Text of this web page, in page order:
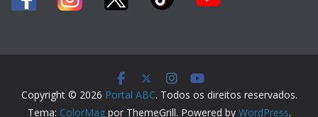
Copyright © 2026 Portal ABC. Todos os direitos reservados.
Tema: ColorMagpor ThemeGrill. Powered by WordPress.